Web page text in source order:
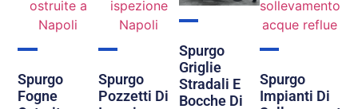
Spurgo
Fogne
Spurgo
Pozzetti Di
Spurgo
Griglie
Stradali E
Bocche Di
Spurgo
Impianti Di